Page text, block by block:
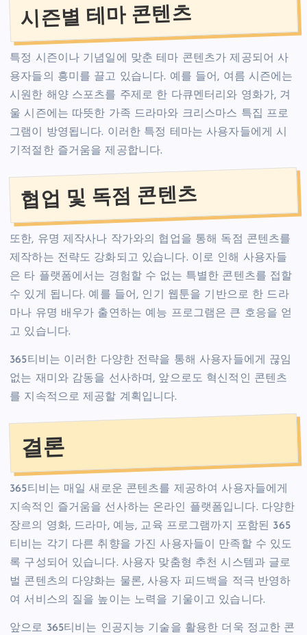
시즌별 테마 콘텐츠
특정 시즌이나 기념일에 맞춘 테마 콘텐츠가 제공되어 사
용자들의 흥미를 끌고 있습니다. 예를 들어, 여름 시즌에는
시원한 해양 스포츠를 주제로 한 다큐멘터리와 영화가, 겨
울 시즌에는 따뜻한 가족 드라마와 크리스마스 특집 프로
그램이 방영됩니다. 이러한 특정 테마는 사용자들에게 시
기적절한 즐거움을 제공합니다.
협업 및 독점 콘텐츠
또한, 유명 제작사나 작가와의 협업을 통해 독점 콘텐츠를
제작하는 전략도 강화되고 있습니다. 이로 인해 사용자들
은 타 플랫폼에서는 경험할 수 없는 특별한 콘텐츠를 접할
수 있게 됩니다. 예를 들어, 인기 웹툰을 기반으로 한 드라
마나 유명 배우가 출연하는 예능 프로그램은 큰 호응을 얻
고 있습니다.
365티비는 이러한 다양한 전략을 통해 사용자들에게 끊임
없는 재미와 감동을 선사하며, 앞으로도 혁신적인 콘텐츠
를 지속적으로 제공할 계획입니다.
결론
365티비는 매일 새로운 콘텐츠를 제공하여 사용자들에게
지속적인 즐거움을 선사하는 온라인 플랫폼입니다. 다양한
장르의 영화, 드라마, 예능, 교육 프로그램까지 포함된 365
티비는 각기 다른 취향을 가진 사용자들이 만족할 수 있도
록 구성되어 있습니다. 사용자 맞춤형 추천 시스템과 글로
벌 콘텐츠의 다양화는 물론, 사용자 피드백을 적극 반영하
여 서비스의 질을 높이는 노력을 기울이고 있습니다.
앞으로 365티비는 인공지능 기술을 활용한 더욱 정교한 콘